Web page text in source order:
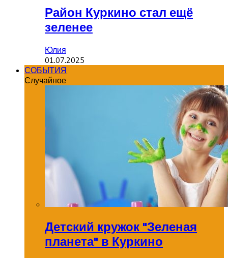
Район Куркино стал ещё
зеленее
Юлия
01.07.2025
СОБЫТИЯ
Случайное
Детский кружок "Зеленая
планета" в Куркино